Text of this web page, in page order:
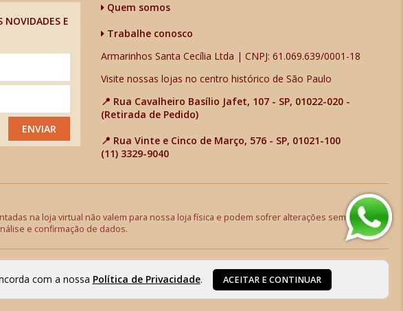
NOVIDADES E
ENVIAR
Quem somos
Trabalhe conosco
Armarinhos Santa Cecília Ltda | CNPJ: 61.069.639/0001-18
Visite nossas lojas no centro histórico de São Paulo
📍 Rua Cavalheiro Basílio Jafet, 107 - SP, 01022-020 -
(Retirada de Pedido)
📍 Rua Vinte e Cinco de Março, 576 - SP, 01021-100
(11) 3329-9040
na loja virtual não valem para nossa loja física e podem sofrer alterações sem aviso
e confirmação de dados.
com a nossa Política de Privacidade. ACEITAR E CONTINUAR